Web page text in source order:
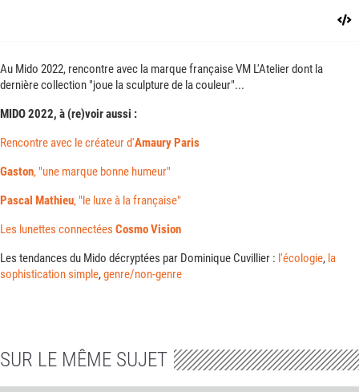
Au Mido 2022, rencontre avec la marque française VM L'Atelier dont la
dernière collection "joue la sculpture de la couleur"...
MIDO 2022, à (re)voir aussi :
Rencontre avec le créateur d'Amaury Paris
Gaston, "une marque bonne humeur"
Pascal Mathieu, "le luxe à la française"
Les lunettes connectées Cosmo Vision
Les tendances du Mido décryptées par Dominique Cuvillier : l'écologie, la
sophistication simple,genre/non-genre
SUR LE MÊME SUJET